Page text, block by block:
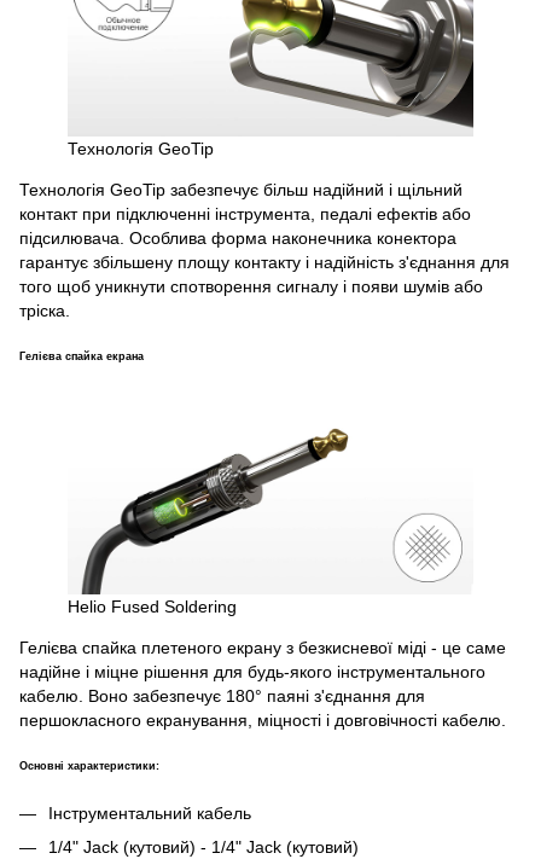
Технологія GeoTip
Технологія GeoTip забезпечує більш надійний і щільний
контакт при підключенні інструмента, педалі ефектів або
підсилювача. Особлива форма наконечника конектора
гарантує збільшену площу контакту і надійність з'єднання для
того щоб уникнути спотворення сигналу і появи шумів або
тріска.
Гелієва спайка екрана
Helio Fused Soldering
Гелієва спайка плетеного екрану з безкисневої міді - це саме
надійне і міцне рішення для будь-якого інструментального
кабелю. Воно забезпечує 180° паяні з'єднання для
першокласного екранування, міцності і довговічності кабелю.
Основні характеристики:
Інструментальний кабель
1/4" Jack (кутовий) - 1/4" Jack (кутовий)